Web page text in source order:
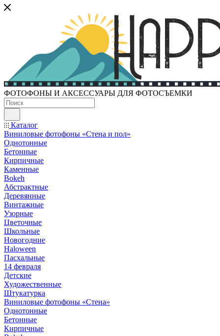
ФОТОФОНЫ И АКСЕССУАРЫ ДЛЯ ФОТОСЪЕМКИ
Каталог
Виниловые фотофоны «Стена и пол»
Однотонные
Бетонные
Кирпичные
Каменные
Bokeh
Абстрактные
Деревянные
Винтажные
Узорные
Цветочные
Школьные
Новогодние
Haloween
Пасхальные
14 февраля
Детские
Художественные
Штукатурка
Виниловые фотофоны «Стена»
Однотонные
Бетонные
Кирпичные